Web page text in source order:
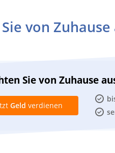
von
Sie von Zuhause
Geld verdienen